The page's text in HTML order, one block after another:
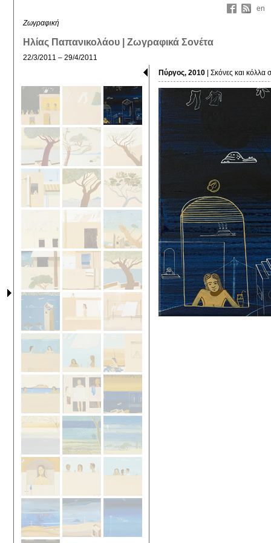
en
Ζωγραφική
Ηλίας Παπανικολάου | Ζωγραφικά Σονέτα
22/3/2011 – 29/4/2011
Πύργος, 2010 | Σκόνες και